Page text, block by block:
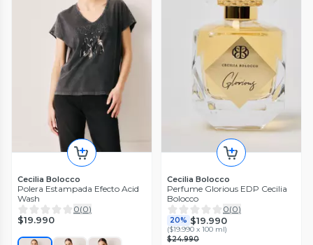
Cecilia Bolocco
Polera Estampada Efecto Acid
Wash
0(0)
$19.990
Cecilia Bolocco
Perfume Glorious EDP Cecilia
Bolocco
0(0)
20% $19.990
($19.990 x 100 ml)
$24.990